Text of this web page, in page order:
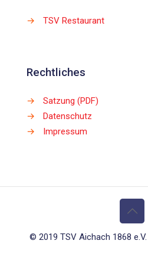
→ TSV Restaurant
Rechtliches
→
Satzung (PDF)
→
Datenschutz
→
Impressum
© 2019 TSV Aichach 1868